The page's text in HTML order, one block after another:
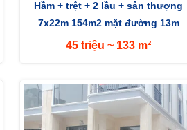
Hầm + trệt + 2 lầu + sân thượng
7x22m 154m2 mặt đường 13m
hướng Tây
45 triệu ~ 133 m²